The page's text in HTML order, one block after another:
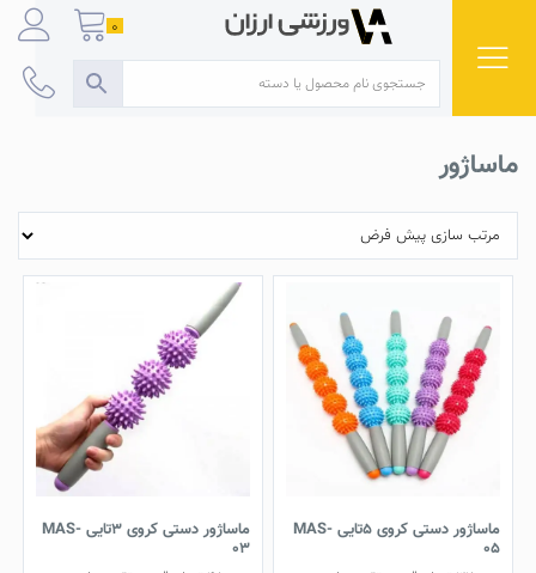
content
0
ماساژور
ماساژور دستی کروی ۵تایی MAS-
05
ماساژور دستی کروی ۳تایی MAS-
03